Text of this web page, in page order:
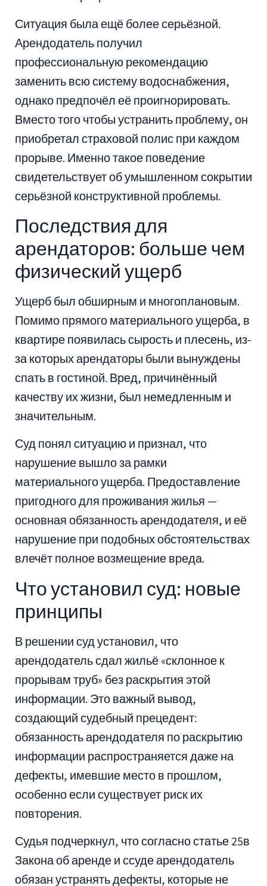
Ситуация была ещё более серьёзной.
Арендодатель получил
профессиональную рекомендацию
заменить всю систему водоснабжения,
однако предпочёл её проигнорировать.
Вместо того чтобы устранить проблему, он
приобретал страховой полис при каждом
прорыве. Именно такое поведение
свидетельствует об умышленном сокрытии
серьёзной конструктивной проблемы.
Последствия для
арендаторов: больше чем
физический ущерб
Ущерб был обширным и многоплановым.
Помимо прямого материального ущерба, в
квартире появилась сырость и плесень, из-
за которых арендаторы были вынуждены
спать в гостиной. Вред, причинённый
качеству их жизни, был немедленным и
значительным.
Суд понял ситуацию и признал, что
нарушение вышло за рамки
материального ущерба. Предоставление
пригодного для проживания жилья —
основная обязанность арендодателя, и её
нарушение при подобных обстоятельствах
влечёт полное возмещение вреда.
Что установил суд: новые
принципы
В решении суд установил, что
арендодатель сдал жильё «склонное к
прорывам труб» без раскрытия этой
информации. Это важный вывод,
создающий судебный прецедент:
обязанность арендодателя по раскрытию
информации распространяется даже на
дефекты, имевшие место в прошлом,
особенно если существует риск их
повторения.
Судья подчеркнул, что согласно статье 25в
Закона об аренде и ссуде арендодатель
обязан устранять дефекты, которые не